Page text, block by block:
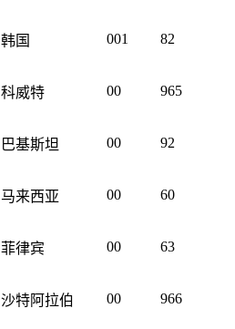
韩国 001 82
科威特 00 965
巴基斯坦 00 92
马来西亚 00 60
菲律宾 00 63
沙特阿拉伯 00 966